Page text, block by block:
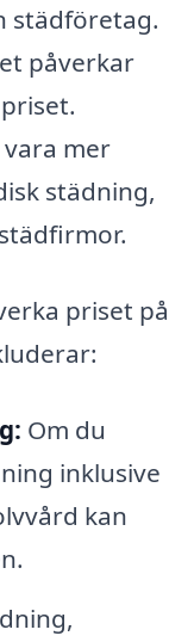
städföretag.
påverkar
mer
städning,
priset på
Om du
inklusive
kan